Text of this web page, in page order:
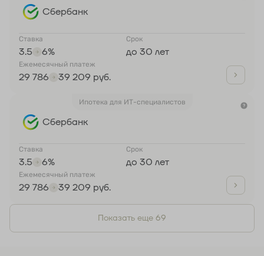
Сбербанк
Ставка
3.5 6%
Срок
до 30 лет
Ежемесячный платеж
29 786 39 209 руб.
Ипотека для ИТ-специалистов
Сбербанк
Ставка
3.5 6%
Срок
до 30 лет
Ежемесячный платеж
29 786 39 209 руб.
Показать еще 69